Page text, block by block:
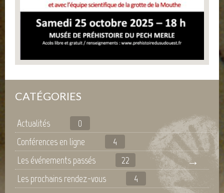
CATÉGORIES
Actualités
0
Conférences en ligne
4
Les événements passés
22
Les prochains rendez-vous
4